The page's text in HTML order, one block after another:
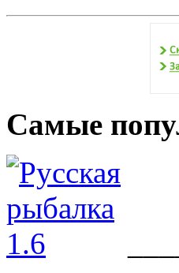
Самые